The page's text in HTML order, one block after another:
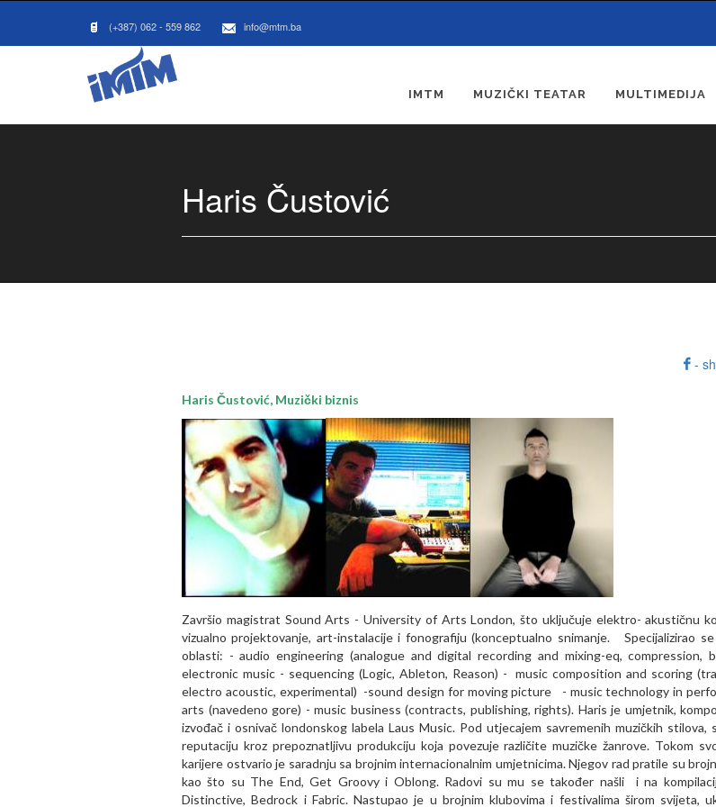
(+387) 062 - 559 862 info@mtm.ba
IMTM MUZIČKI TEATAR MULTIMEDIJA
Haris Čustović
-
Haris Čustović, Muzički biznis
Završio magistrat Sound Arts - University of Arts London, što uključuje elektro- akustičnu
vizualno projektovanje, art-instalacije i fonografiju (konceptualno snimanje.
Specijalizirao
oblasti: - audio engineering (analogue and digital recording and mixing-eq, compression,
electronic music - sequencing (Logic, Ableton, Reason) - music composition and scoring
electro acoustic, experimental) -sound design for moving picture - music technology in
arts (navedeno gore) - music business (contracts, publishing, rights). Haris je umjetnik,
izvođač i osnivač londonskog labela Laus Music. Pod utjecajem savremenih muzičkih stilova,
reputaciju kroz prepoznatljivu produkciju koja povezuje različite muzičke žanrove. Tokom
karijere ostvario je saradnju sa brojnim internacionalnim umjetnicima. Njegov rad pratile su
kao što su The End, Get Groovy i Oblong. Radovi su mu se također našli i na
Distinctive, Bedrock i Fabric. Nastupao je u brojnim klubovima i festivalima širom svijeta,